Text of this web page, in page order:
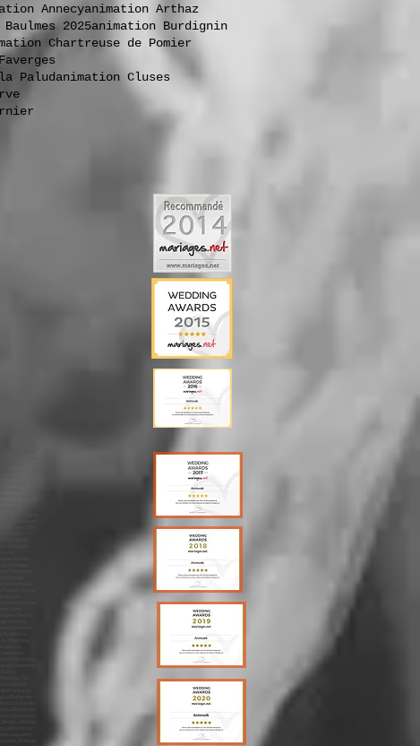
Annecyanimation Arthaz
2025animation Burdignin
Chartreuse de Pomier
Paludanimation Cluses